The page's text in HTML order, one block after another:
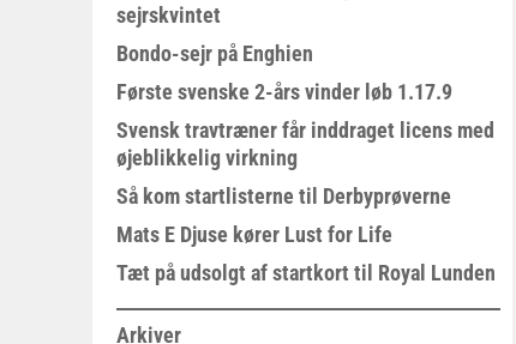
sejrskvintet
Bondo-sejr på Enghien
Første svenske 2-års vinder løb 1.17.9
Svensk travtræner får inddraget licens med
øjeblikkelig virkning
Så kom startlisterne til Derbyprøverne
Mats E Djuse kører Lust for Life
Tæt på udsolgt af startkort til Royal Lunden
Arkiver